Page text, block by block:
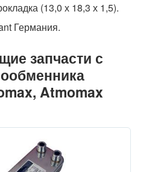
(13,0 х 18,3 х 1,5).
Германия.
запчасти с
Atmomax